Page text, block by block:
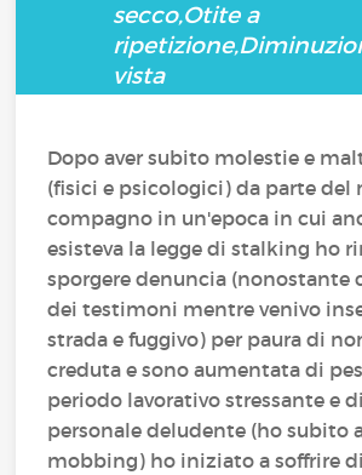
secco,Otite a
vista
Dopo aver subito molestie e
(fisici e psicologici) da parte del
compagno in un'epoca in cui
esisteva la legge di stalking ho
sporgere denuncia (nonostante
dei testimoni mentre venivo
strada e fuggivo) per paura di
creduta e sono aumentata di
periodo lavorativo stressante e
personale deludente (ho subito
mobbing) ho iniziato a soffrire